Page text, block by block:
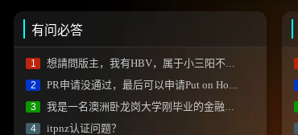
有问必答
1 想請問版主，我有HBV，属于小三阳不传染的
2 PR申请没通过，最后可以申请Put on Hold吗？
3 我是一名澳洲卧龙岗大学刚毕业的金融硕士，想技术移民新西兰需要做什么？
4 itpnz认证问题？